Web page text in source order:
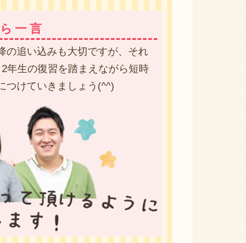
一言
の追い込みも大切ですが、それ
年生の復習を踏まえながら短時
つけていきましょう(^^)